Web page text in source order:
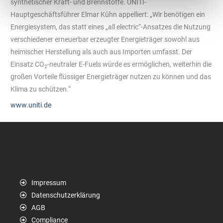
synthetischer Kraft- und Brennstoffe. UNITI-
Hauptgeschäftsführer Elmar Kühn appelliert: „Wir benötigen ein
Energiesystem, das statt eines „all electric“-Ansatzes die Nutzung
verschiedener erneuerbar erzeugter Energieträger sowohl aus
heimischer Herstellung als auch aus Importen umfasst. Der
Einsatz CO2-neutraler E-Fuels würde es ermöglichen, weiterhin die
großen Vorteile flüssiger Energieträger nutzen zu können und das
Klima zu schützen.“
www.uniti.de
Impressum
Datenschutzerklärung
AGB
Compliance